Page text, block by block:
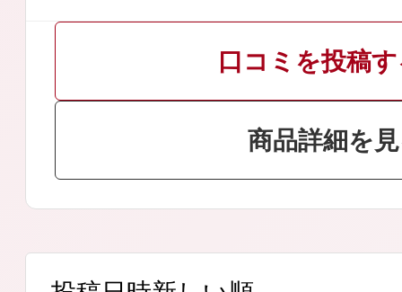
スキンクリア
クレンズオイル
ボディケア
商品詳細を
口コミを投稿